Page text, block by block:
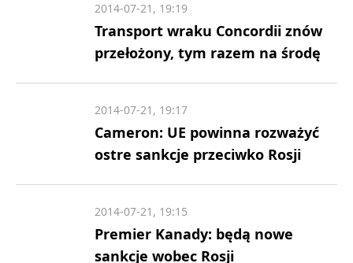
Transport wraku Concordii znów
przełożony, tym razem na środę
2014-07-21, 19:19
Cameron: UE powinna rozważyć
ostre sankcje przeciwko Rosji
2014-07-21, 19:17
Premier Kanady: będą nowe
sankcje wobec Rosji
2014-07-21, 19:15